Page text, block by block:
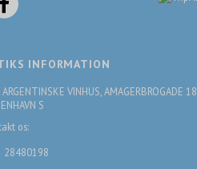
INFORMATION
VINHUS, AMAGERBROGADE 18,
S
os:
28480198